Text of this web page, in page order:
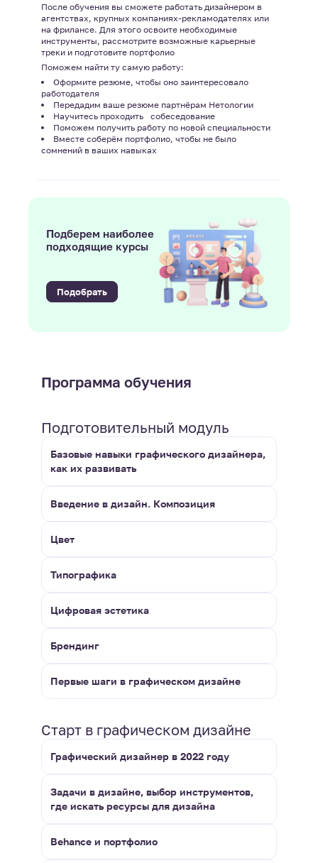
После обучения вы сможете работать дизайнером в
агентствах, крупных компаниях-рекламодателях или
на фрилансе. Для этого освоите необходимые
инструменты, рассмотрите возможные карьерные
треки и подготовите портфолио
Поможем найти ту самую работу:
Оформите резюме, чтобы оно заинтересовало
работодателя
Передадим ваше резюме партнёрам Нетологии
Научитесь проходить собеседование
Поможем получить работу по новой специальности
Вместе соберём портфолио, чтобы не было
сомнений в ваших навыках
Подберем наиболее
подходящие курсы
Подобрать
Программа обучения
Подготовительный модуль
Базовые навыки графического дизайнера,
как их развивать
Введение в дизайн. Композиция
Цвет
Типографика
Цифровая эстетика
Брендинг
Первые шаги в графическом дизайне
Старт в графическом дизайне
Графический дизайнер в 2022 году
Задачи в дизайне, выбор инструментов,
где искать ресурсы для дизайна
Behance и портфолио